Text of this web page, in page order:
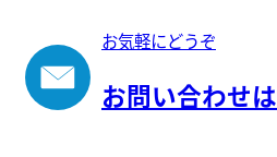
お気軽にどうぞ
お問い合わせ